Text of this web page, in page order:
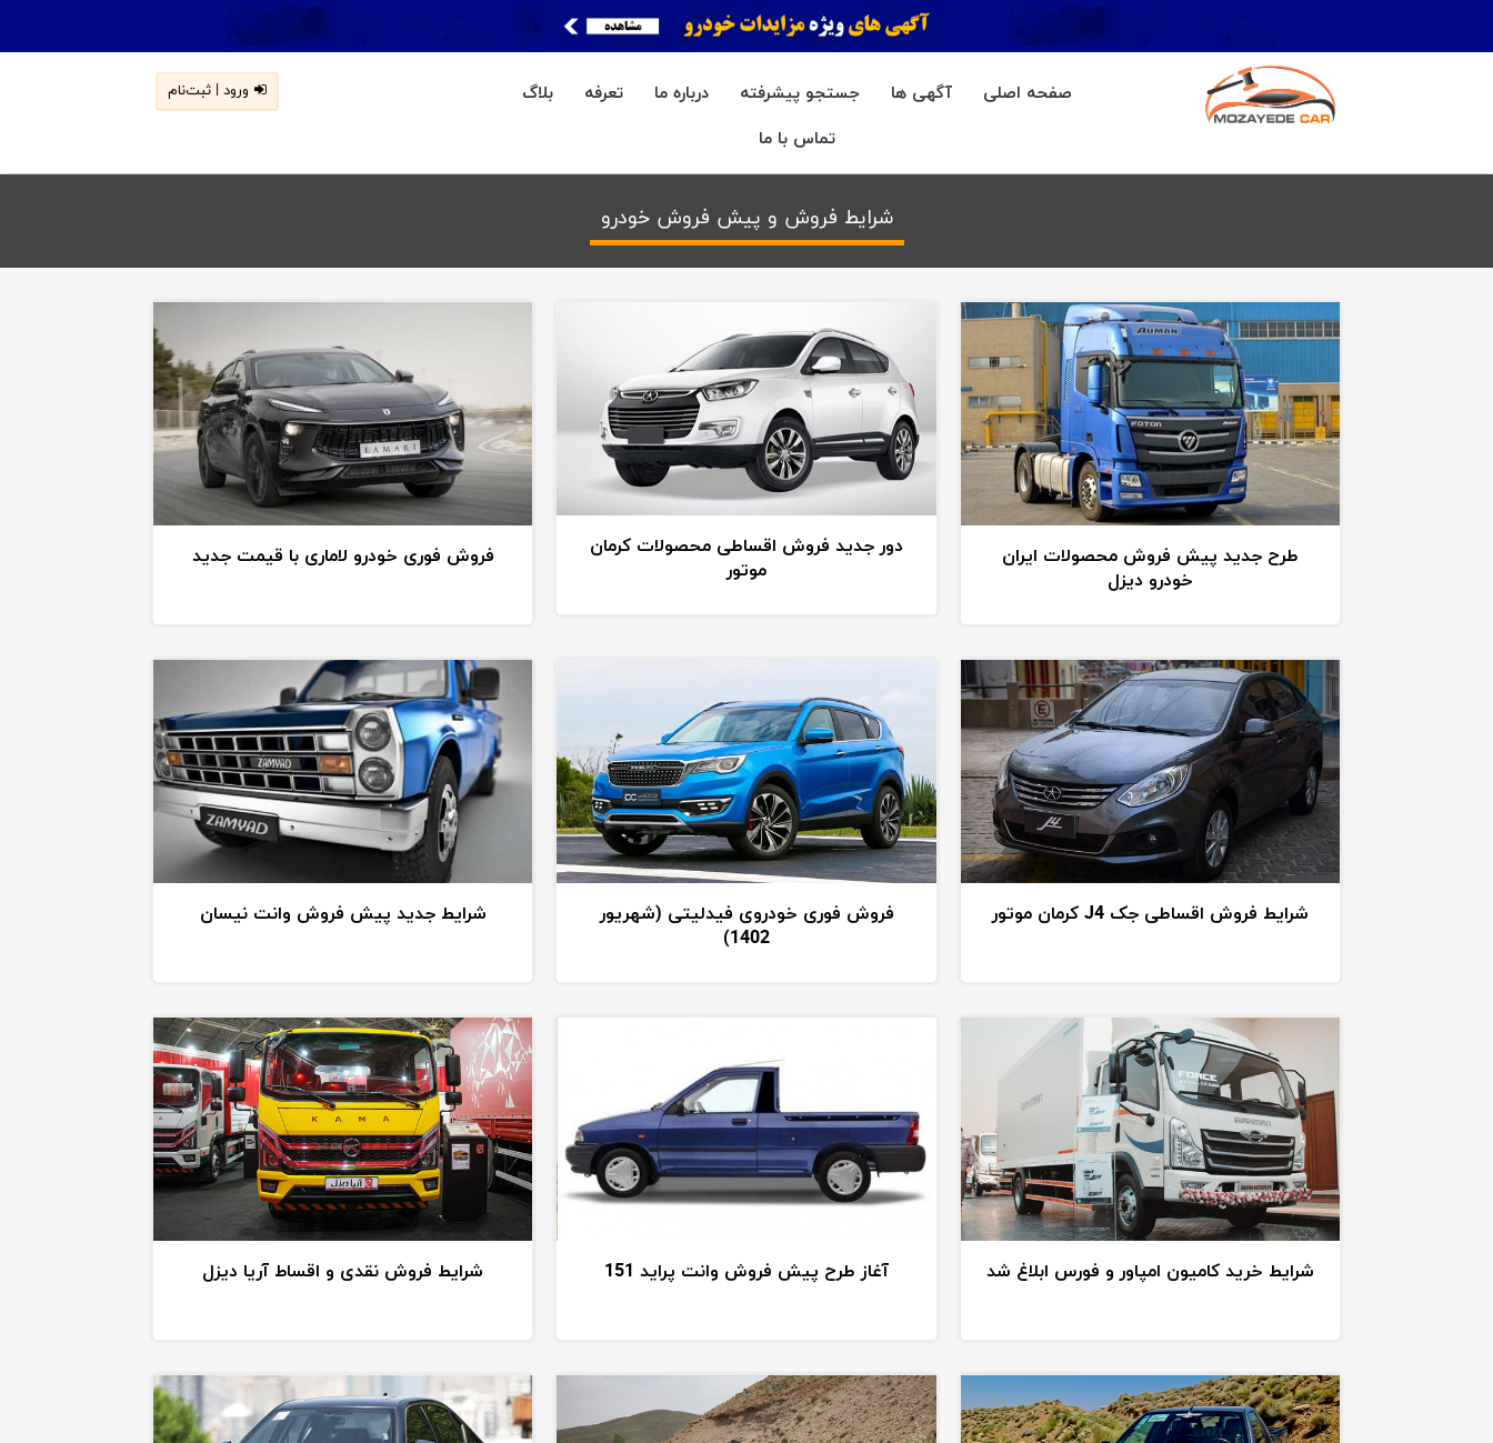
ورود | ثبت‌نام صفحه اصلی آگهی ها جستجو پیشرفته درباره ما تعرفه
بلاگ
تماس با ما
شرایط فروش و پیش فروش خودرو
طرح جدید پیش فروش محصولات ایران
خودرو دیزل
دور جدید فروش اقساطی محصولات کرمان
موتور
فروش فوری خودرو لاماری با قیمت جدید
شرایط فروش اقساطی جک J4 کرمان موتور
فروش فوری خودروی فیدلیتی (شهریور
1402)
شرایط جدید پیش فروش وانت نیسان
شرایط خرید کامیون امپاور و فورس ابلاغ شد آغاز طرح پیش فروش وانت پراید 151 شرایط فروش نقدی و اقساط آریا دیزل